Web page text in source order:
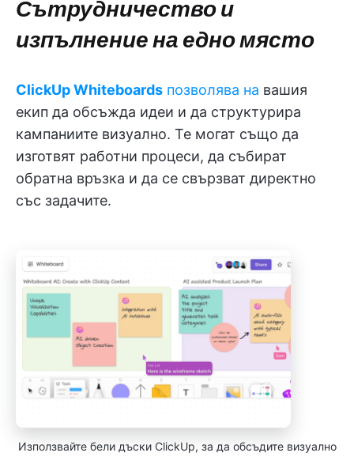
Сътрудничество и
изпълнение на едно място
ClickUp Whiteboards позволява на вашия
екип да обсъжда идеи и да структурира
кампаниите визуално. Те могат също да
изготвят работни процеси, да събират
обратна връзка и да се свързват директно
със задачите.
Използвайте бели дъски ClickUp, за да обсъдите визуално